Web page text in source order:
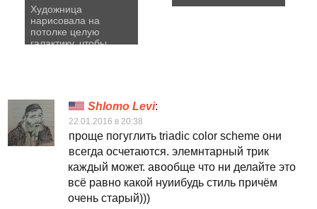
Художница
нарисовала на
потолке целую
галактику, чтобы
Shlomo Levi:
22.01.2016 в 20:38
проще погуглить triadic color scheme они
всегда осчетаются. элемнтарный трик
каждый может. авообще что ни делайте это
всё равно какой нуиибудь стиль причём
очень старый)))